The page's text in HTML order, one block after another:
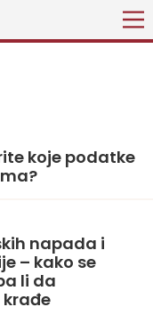
koje podatke
napada i
– kako se
li da